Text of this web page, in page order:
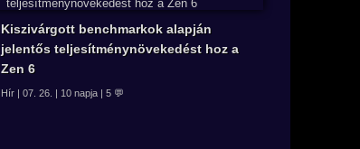
Kiszivárgott benchmarkok alapján
jelentős teljesítménynövekedést hoz a
Zen 6
Hír | 07. 26. | 10 napja | 5 💬